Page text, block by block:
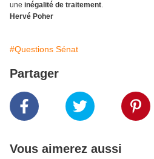
une inégalité de traitement.
Hervé Poher
#Questions Sénat
Partager
Vous aimerez aussi